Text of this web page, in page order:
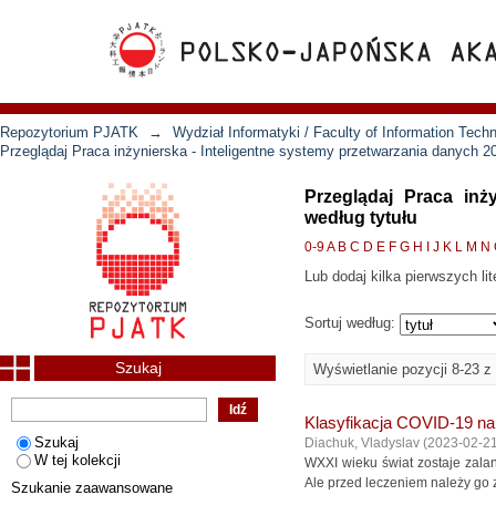
Repozytorium PJATK →
Wydział Informatyki / Faculty of Information
Przeglądaj Praca inżynierska - Inteligentne systemy przetwarzania danych
Przeglądaj Praca
według tytułu
0-9A B C D E F G H J K L M N
Lub dodaj kilka pierwszych
Sortuj według:
Wyświetlanie pozycji 8-23 z
Klasyfikacja COVID-19
Diachuk, Vladyslav (2023-02-
WXXI wieku świat zostaje
Ale przed leczeniem należy go
Szukaj
Szukaj
W tej kolekcji
Szukanie zaawansowane